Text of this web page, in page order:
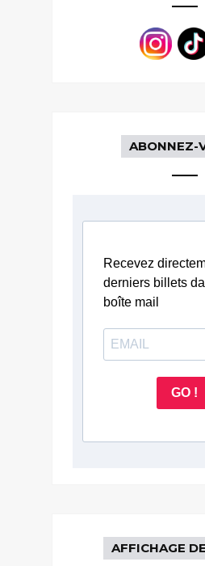
ABONNEZ-
Recevez
derniers billets
boîte mail
GO !
AFFICHAGE